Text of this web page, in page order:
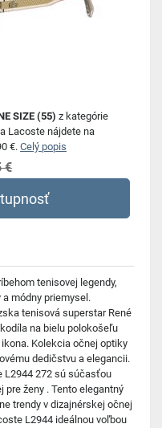
SIZE (55) z kategórie
Lacoste nájdete na
€. Celý popis
€
tenisovej legendy,
a módny priemysel.
tenisová superstar René
na bielu polokošeľu
Kolekcia očnej optiky
dedičstvu a elegancii.
L2944 272 sú súčasťou
ženy . Tento elegantný
trendy v dizajnérskej očnej
L2944 ideálnou voľbou